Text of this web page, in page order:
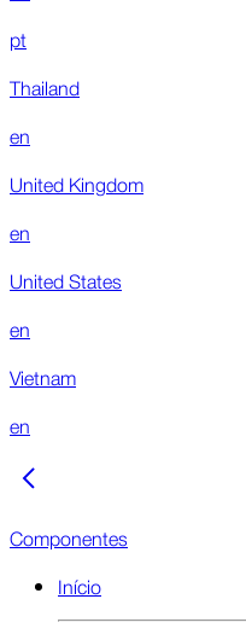
pt
Thailand
en
United Kingdom
en
United States
en
Vietnam
en
Componentes
Início